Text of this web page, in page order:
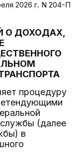
2026 г. N 204-П
О ДОХОДАХ,
процедуру
службы (далее
в